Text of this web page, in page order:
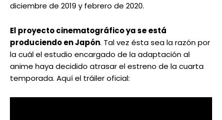
diciembre de 2019 y febrero de 2020.
El proyecto cinematográfico ya se está
produciendo en Japón. Tal vez ésta sea la razón por
la cuál el estudio encargado de la adaptación al
anime haya decidido atrasar el estreno de la cuarta
temporada. Aquí el tráiler oficial: